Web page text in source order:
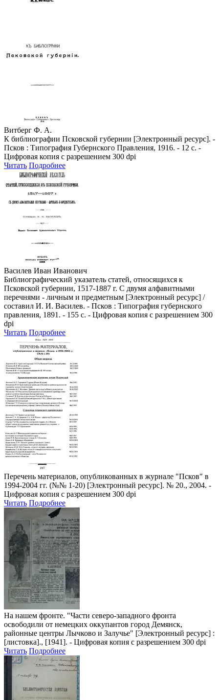
Витберг Ф. А.
К библиографии Псковской губернии [Электронный ресурс]. -
Псков : Типография Губернского Правления, 1916. - 12 с. -
Цифровая копия с разрешением 300 dpi
Читать Подробнее
Василев Иван Иванович
Библиографический указатель статей, относящихся к
Псковской губернии, 1517-1887 г. С двумя алфавитными
перечнями - личным и предметным [Электронный ресурс] /
составил И. И. Василев. - Псков : Типография губернского
правления, 1891. - 155 с. - Цифровая копия с разрешением 300
dpi
Читать Подробнее
Перечень материалов, опубликованных в журнале "Псков" в
1994-2004 гг. (№№ 1-20) [Электронный ресурс]. № 20., 2004. -
Цифровая копия с разрешением 300 dpi
Читать Подробнее
На нашем фронте. "Части северо-западного фронта
освободили от немецких оккупантов город Демянск,
районные центры Лычково и Залучье" [Электронный ресурс] :
[листовка]., [1941]. - Цифровая копия с разрешением 300 dpi
Читать Подробнее